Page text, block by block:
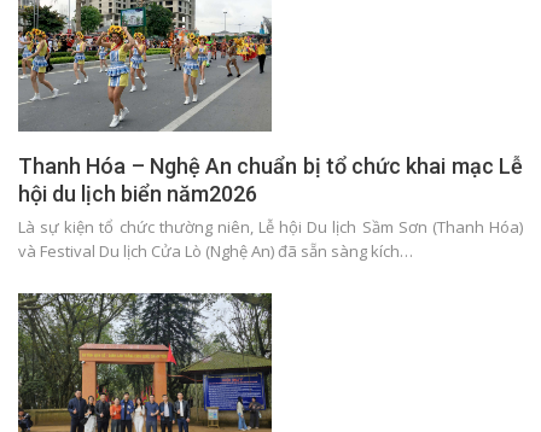
Thanh Hóa – Nghệ An chuẩn bị tổ chức khai mạc Lễ
hội du lịch biển năm2026
Là sự kiện tổ chức thường niên, Lễ hội Du lịch Sầm Sơn (Thanh Hóa)
và Festival Du lịch Cửa Lò (Nghệ An) đã sẵn sàng kích…